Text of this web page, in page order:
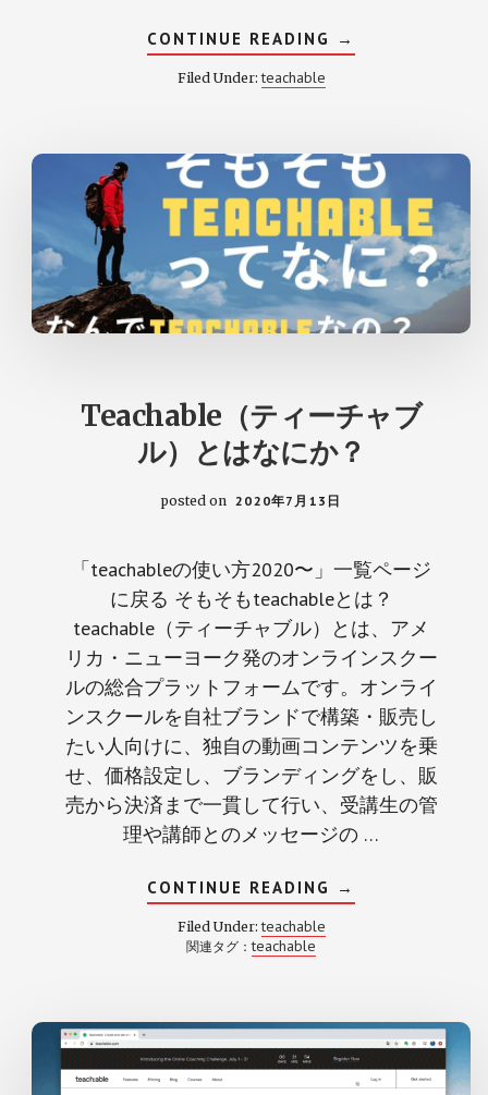
CONTINUE READING ABOUT
TEACHABLE
を
作
成
す
→
Filed Under:teachable
Teachable（ティーチャブ
ル）とはなにか？
posted on 2020年7月13日
「teachableの使い方2020〜」一覧ページ
に戻る そもそもteachableとは？
teachable（ティーチャブル）とは、アメ
リカ・ニューヨーク発のオンラインスクー
ルの総合プラットフォームです。オンライ
ンスクールを自社ブランドで構築・販売し
たい人向けに、独自の動画コンテンツを乗
せ、価格設定し、ブランディングをし、販
売から決済まで一貫して行い、受講生の管
理や講師とのメッセージの …
CONTINUE READING ABOUT
TEACHABLE（テ
は
な
に
か？
→
Filed Under:teachable
関連タグ：teachable